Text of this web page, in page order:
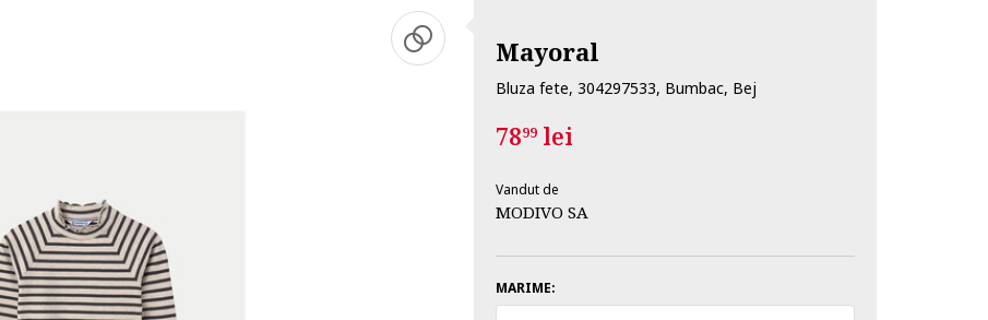
Mayoral
Bluza fete, 304297533, Bumbac, Bej
7899lei
Vandut de
MODIVO SA
MARIME: